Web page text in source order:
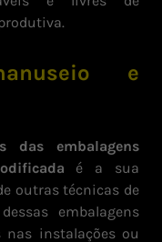
e
das embalagens
é a sua
outras técnicas de
embalagens
nas instalações ou